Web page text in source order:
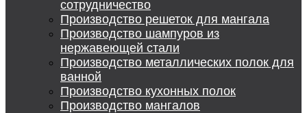
сотрудничество
Производство решеток для мангала
Производство шампуров из
нержавеющей стали
Производство металлических полок для
ванной
Производство кухонных полок
Производство мангалов